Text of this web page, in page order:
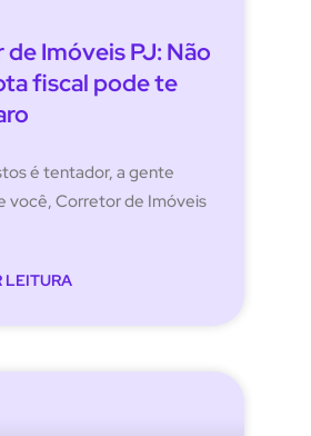
Imóveis PJ: Não
fiscal pode te
é tentador, a gente
você, Corretor de Imóveis
LEITURA